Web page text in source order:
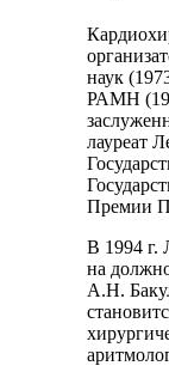
наук
РАМН
лауреат
Премии
В 1994 г.
на
А.Н.